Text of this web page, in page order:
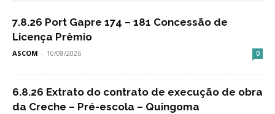
7.8.26 Port Gapre 174 – 181 Concessão de
Licença Prêmio
ASCOM - 10/08/2026 0
6.8.26 Extrato do contrato de execução de obra
da Creche – Pré-escola – Quingoma